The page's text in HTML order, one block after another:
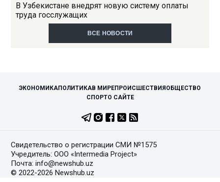
В Узбекистане внедрят новую систему оплаты
труда госслужащих
ВСЕ НОВОСТИ
ЭКОНОМИКАПОЛИТИКАВ МИРЕПРОИСШЕСТВИЯОБЩЕСТВО
СПОРТО САЙТЕ
Свидетельство о регистрации СМИ №1575
Учредитель: ООО «Intermedia Project»
Почта: info@newshub.uz
© 2022-2026 Newshub.uz